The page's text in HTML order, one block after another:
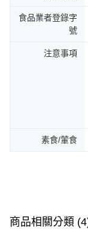
食品業者登錄字
號
注意事項
素食/葷食
商品相關分類